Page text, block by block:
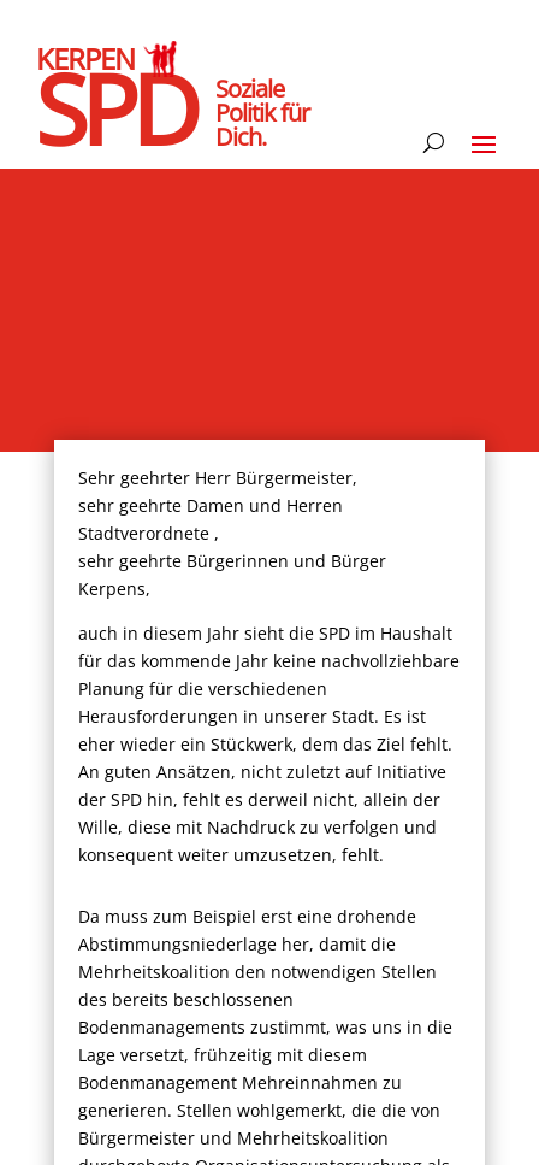
SPD
KERPEN
Soziale
Politik für
Dich.
Sehr geehrter Herr Bürgermeister,
sehr geehrte Damen und Herren
Stadtverordnete ,
sehr geehrte Bürgerinnen und Bürger
Kerpens,
auch in diesem Jahr sieht die SPD im Haushalt
für das kommende Jahr keine nachvollziehbare
Planung für die verschiedenen
Herausforderungen in unserer Stadt. Es ist
eher wieder ein Stückwerk, dem das Ziel fehlt.
An guten Ansätzen, nicht zuletzt auf Initiative
der SPD hin, fehlt es derweil nicht, allein der
Wille, diese mit Nachdruck zu verfolgen und
konsequent weiter umzusetzen, fehlt.
Da muss zum Beispiel erst eine drohende
Abstimmungsniederlage her, damit die
Mehrheitskoalition den notwendigen Stellen
des bereits beschlossenen
Bodenmanagements zustimmt, was uns in die
Lage versetzt, frühzeitig mit diesem
Bodenmanagement Mehreinnahmen zu
generieren. Stellen wohlgemerkt, die die von
Bürgermeister und Mehrheitskoalition